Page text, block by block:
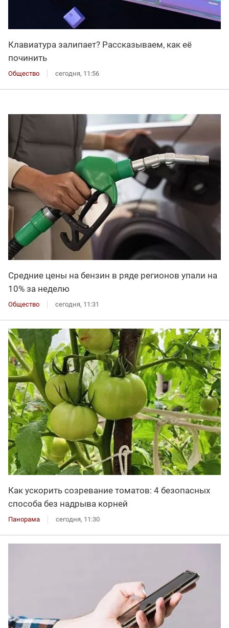
Клавиатура залипает? Рассказываем, как её
починить
Общество сегодня, 11:56
Средние цены на бензин в ряде регионов упали на
10% за неделю
Общество сегодня, 11:31
Как ускорить созревание томатов: 4 безопасных
способа без надрыва корней
Панорама сегодня, 11:30